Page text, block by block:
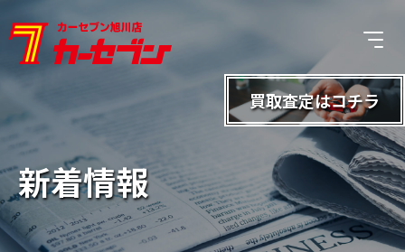
新着情報
買取査定はコチラ